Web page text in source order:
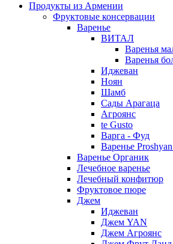
Продукты из Армении
Фруктовые консервации
Варенье
ВИТАЛ
Варенья
Варенья
Иджеван
Ноян
Шамб
Сады Арагаца
Агроянс
te Gusto
Варга - Фуд
Варенье
Варенье Органик
Лечебное варенье
Лечебный конфитюр
Фруктовое пюре
Джем
Иджеван
Джем YAN
Джем Агроянс